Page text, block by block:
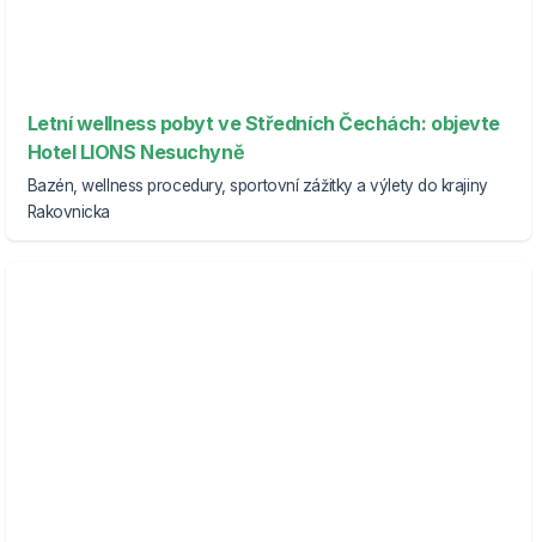
Letní wellness pobyt ve Středních Čechách: objevte
Hotel LIONS Nesuchyně
Bazén, wellness procedury, sportovní zážitky a výlety do krajiny
Rakovnicka